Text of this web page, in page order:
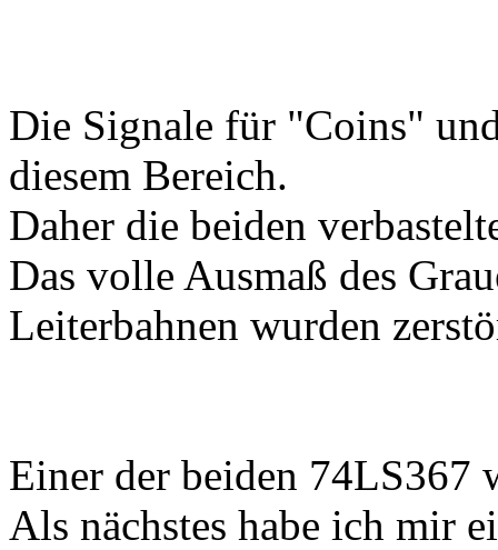
Die Signale für "Coins"
diesem Bereich.
Daher die beiden
Das volle Ausmaß des
Leiterbahnen wurden
Einer der beiden 74LS367
Als nächstes habe ich mir